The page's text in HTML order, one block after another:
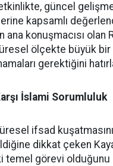
güncel
kapsamlı
ana konuşmacısı olan
ölçekte büyük
gerektiğini
İslami Sorumluluk
ifsad
dikkat çeken
temel görevi